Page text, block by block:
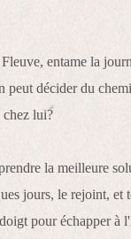
entame la
peut décider du
chez lui?
la meilleure
jours, le rejoint,
pour échapper